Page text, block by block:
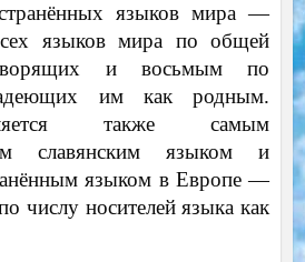
языков мира —
языков мира по общей
и восьмым по
им как родным.
также самым
славянским языком и
языком в Европе —
числу носителей языка как